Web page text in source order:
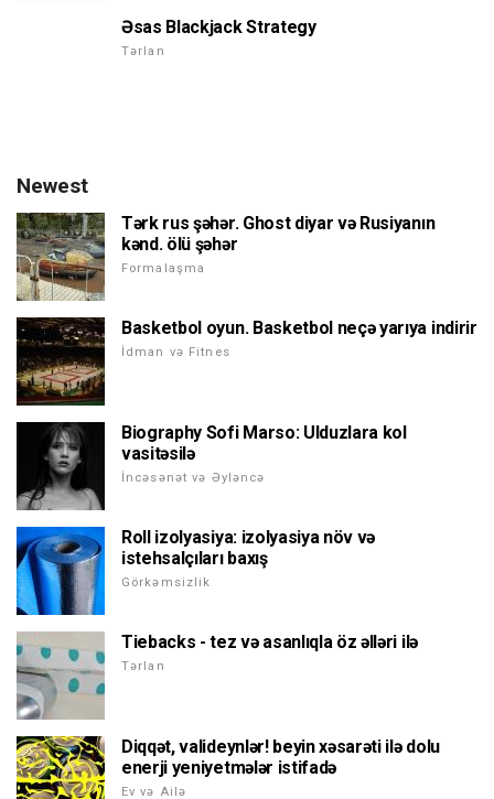
Əsas Blackjack Strategy
Tərlan
Newest
Tərk rus şəhər. Ghost diyar və Rusiyanın
kənd. ölü şəhər
Formalaşma
Basketbol oyun. Basketbol neçə yarıya indirir
İdman və Fitnes
Biography Sofi Marso: Ulduzlara kol
vasitəsilə
İncəsənət və Əyləncə
Roll izolyasiya: izolyasiya növ və
istehsalçıları baxış
Görkəmsizlik
Tiebacks - tez və asanlıqla öz əlləri ilə
Tərlan
Diqqət, valideynlər! beyin xəsarəti ilə dolu
enerji yeniyetmələr istifadə
Ev və Ailə